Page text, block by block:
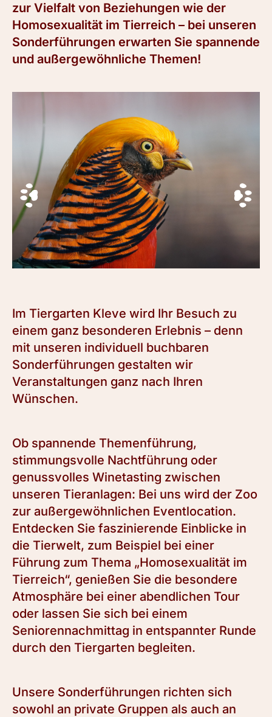
zur Vielfalt von Beziehungen wie der
Homosexualität im Tierreich – bei unseren
Sonderführungen erwarten Sie spannende
und außergewöhnliche Themen!
Im Tiergarten Kleve wird Ihr Besuch zu
einem ganz besonderen Erlebnis – denn
mit unseren individuell buchbaren
Sonderführungen gestalten wir
Veranstaltungen ganz nach Ihren
Wünschen.
Ob spannende Themenführung,
stimmungsvolle Nachtführung oder
genussvolles Winetasting zwischen
unseren Tieranlagen: Bei uns wird der Zoo
zur außergewöhnlichen Eventlocation.
Entdecken Sie faszinierende Einblicke in
die Tierwelt, zum Beispiel bei einer
Führung zum Thema „Homosexualität im
Tierreich“, genießen Sie die besondere
Atmosphäre bei einer abendlichen Tour
oder lassen Sie sich bei einem
Seniorennachmittag in entspannter Runde
durch den Tiergarten begleiten.
Unsere Sonderführungen richten sich
sowohl an private Gruppen als auch an